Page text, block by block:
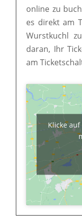
online zu
es direkt am
Wurstkuchl
daran, Ihr
am
Klicke